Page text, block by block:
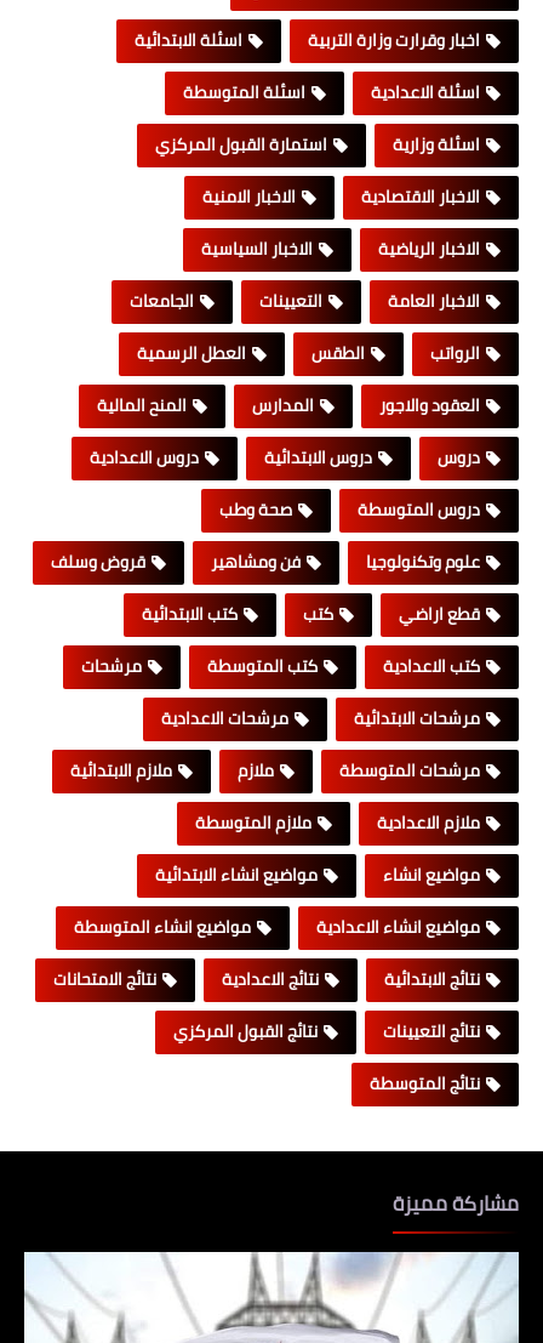
اخبار وقرارت وزارة التربية
اسئلة الابتدائية
اسئلة الاعدادية
اسئلة المتوسطة
اسئلة وزارية
استمارة القبول المركزي
الاخبار الاقتصادية
الاخبار الامنية
الاخبار الرياضية
الاخبار السياسية
الاخبار العامة
التعيينات
الجامعات
الرواتب
الطقس
العطل الرسمية
العقود والاجور
المدارس
المنح المالية
دروس
دروس الابتدائية
دروس الاعدادية
دروس المتوسطة
صحة وطب
علوم وتكنولوجيا
فن ومشاهير
قروض وسلف
قطع اراضي
كتب
كتب الابتدائية
كتب الاعدادية
كتب المتوسطة
مرشحات
مرشحات الابتدائية
مرشحات الاعدادية
مرشحات المتوسطة
ملازم
ملازم الابتدائية
ملازم الاعدادية
ملازم المتوسطة
مواضيع انشاء
مواضيع انشاء الابتدائية
مواضيع انشاء الاعدادية
مواضيع انشاء المتوسطة
نتائج الابتدائية
نتائج الاعدادية
نتائج الامتحانات
نتائج التعيينات
نتائج القبول المركزي
نتائج المتوسطة
مشاركة مميزة